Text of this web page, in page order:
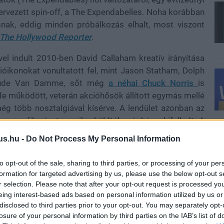
- Do Not Process My Personal Information
opt-out of the sale, sharing to third parties, or processing of your
for targeted advertising by us, please use the below opt-out
selection. Please note that after your opt-out request is processed
interest-based ads based on personal information utilized by us
to third parties prior to your opt-out. You may separately
of your personal information by third parties on the IAB’s list of
spin-off, a The Expendabelles. Noha korábban
eddig minden próbálkozás elhalt, most viszont
The Hollywood Reporter.
indult 2010-ben David Callaham kreatív irányítása
vonultatott fel, mint Jason Statham, Dolph
Van Damme, sőt még a néhai Chuck Norris is
működött, veterán akcióhősök állított egymás mellé
több nosztalgiával kísérve. A lendület azonban az
részt moziba küldték, végképp kifulladt, A
össze a jegypénztáraknál.
Group próbál új életet lehelni a spin-offba, amely
bővítését. A cselekmény a kilencvenes évek
elit női operatív csapattal, és a cél nem csupán a
is működő, látványos akciófilm megteremtése.